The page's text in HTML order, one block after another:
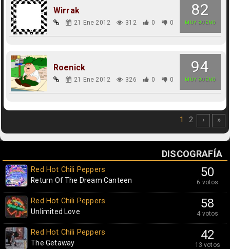
82
MUY BUENO
Wirrak
21 Ene 2012 312 0 0
94
MUY BUENO
Roenick
21 Ene 2012 326 0 0
1 2 › »
DISCOGRAFÍA
50
6 votos
Red Hot Chili Peppers
Return Of The Dream Canteen
58
4 votos
Red Hot Chili Peppers
Unlimited Love
42
13 votos
Red Hot Chili Peppers
The Getaway